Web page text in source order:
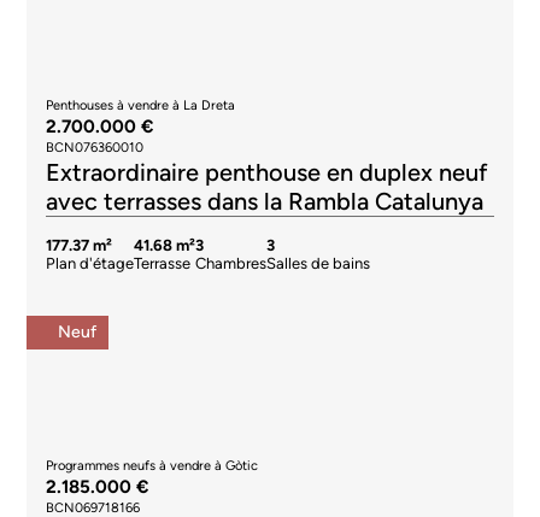
Penthouses à vendre à La Dreta
2.700.000 €
BCN076360010
Extraordinaire penthouse en duplex neuf
avec terrasses dans la Rambla Catalunya
177.37 m²
Plan d'étage
41.68 m²
Terrasse
3
Chambres
3
Salles de bains
Neuf
Programmes neufs à vendre à Gòtic
2.185.000 €
BCN069718166